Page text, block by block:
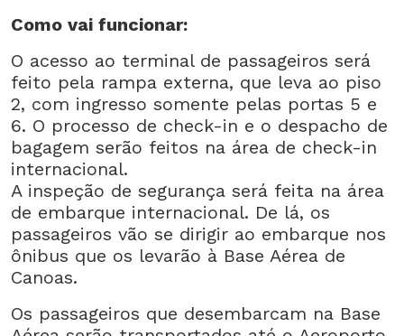
Como vai funcionar:
O acesso ao terminal de passageiros será
feito pela rampa externa, que leva ao piso
2, com ingresso somente pelas portas 5 e
6. O processo de check-in e o despacho de
bagagem serão feitos na área de check-in
internacional.
A inspeção de segurança será feita na área
de embarque internacional. De lá, os
passageiros vão se dirigir ao embarque nos
ônibus que os levarão à Base Aérea de
Canoas.
Os passageiros que desembarcam na Base